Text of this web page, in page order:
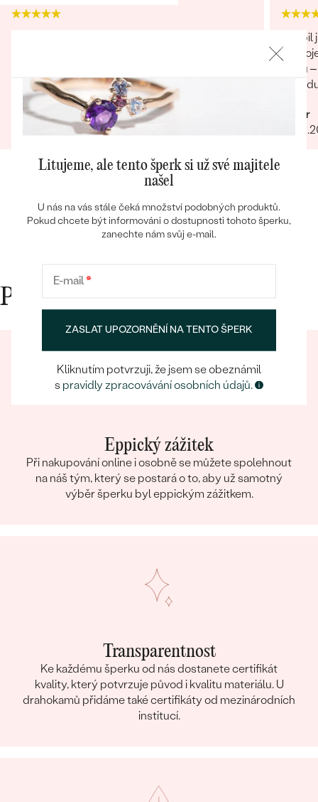
Bestsellery
OBJEVIT
přiobjednávala a vše mi bylo doručeno
najednou, jak mi slíbili. Obchod můžu rozhodně
doporučit.
Marcela
29.01.2025
týmu
plné
Lumír
Proč nakupovat v Eppi
Eppický zážitek
Při nakupování online i osobně se můžete spolehnout
na náš tým, který se postará o to, aby už samotný
výběr šperku byl eppickým zážitkem.
Transparentnost
Ke každému šperku od nás dostanete certifikát
kvality, který potvrzuje původ i kvalitu materiálu. U
drahokamů přidáme také certifikáty od mezinárodních
institucí.
Litujeme, ale tento šperk si už své majitele
našel
U nás na vás stále čeká množství podobných produktů.
Pokud chcete být informováni o dostupnosti tohoto šperku,
zanechte nám svůj e-mail.
E-mail*
ZASLAT UPOZORNĚNÍ NA TENTO ŠPERK
Kliknutím potvrzuji, že jsem se obeznámil
s pravidly zpracovávání osobních údajů.